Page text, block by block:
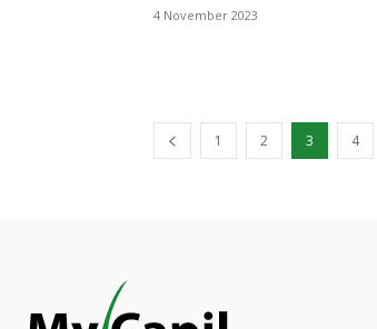
4 November 2023
1 2 3 4